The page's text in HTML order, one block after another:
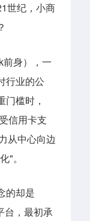
世纪，小商
前身），一
行业的公
槛时，
信用卡支
从中心向边
"。
的却是
台，最初承